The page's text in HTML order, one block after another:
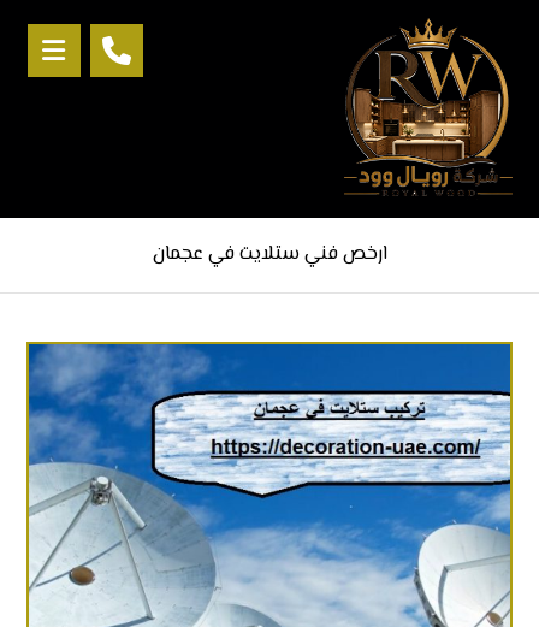
ارخص فني ستلايت في عجمان